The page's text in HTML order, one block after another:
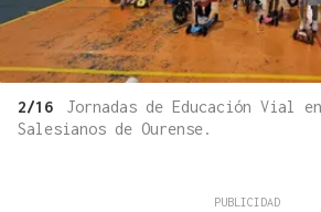
2/16
Jornadas de Educación Vial
Salesianos de Ourense.